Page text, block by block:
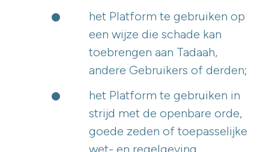
het Platform te gebruiken op
een wijze die schade kan
toebrengen aan Tadaah,
andere Gebruikers of derden;
het Platform te gebruiken in
strijd met de openbare orde,
goede zeden of toepasselijke
wet- en regelgeving.